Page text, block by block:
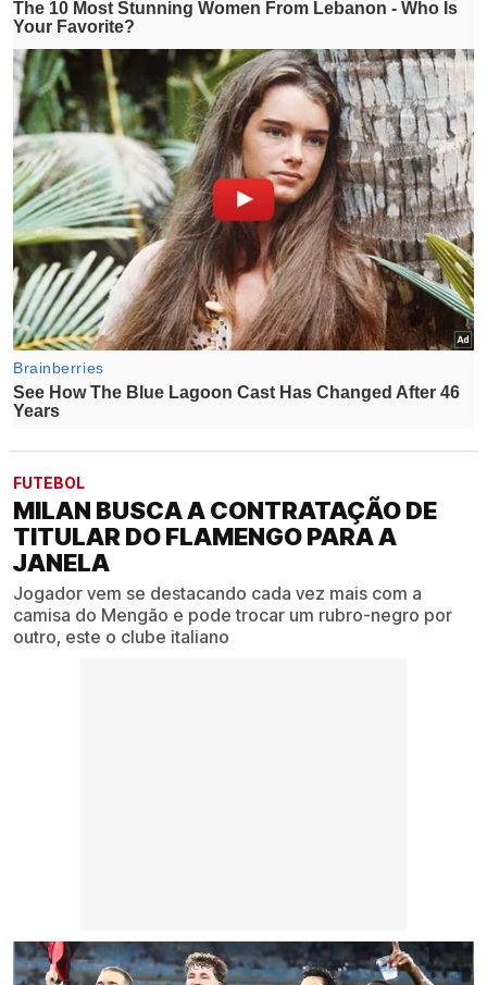
FUTEBOL
MILAN BUSCA A CONTRATAÇÃO DE
TITULAR DO FLAMENGO PARA A
JANELA
Jogador vem se destacando cada vez mais com a
camisa do Mengão e pode trocar um rubro-negro por
outro, este o clube italiano